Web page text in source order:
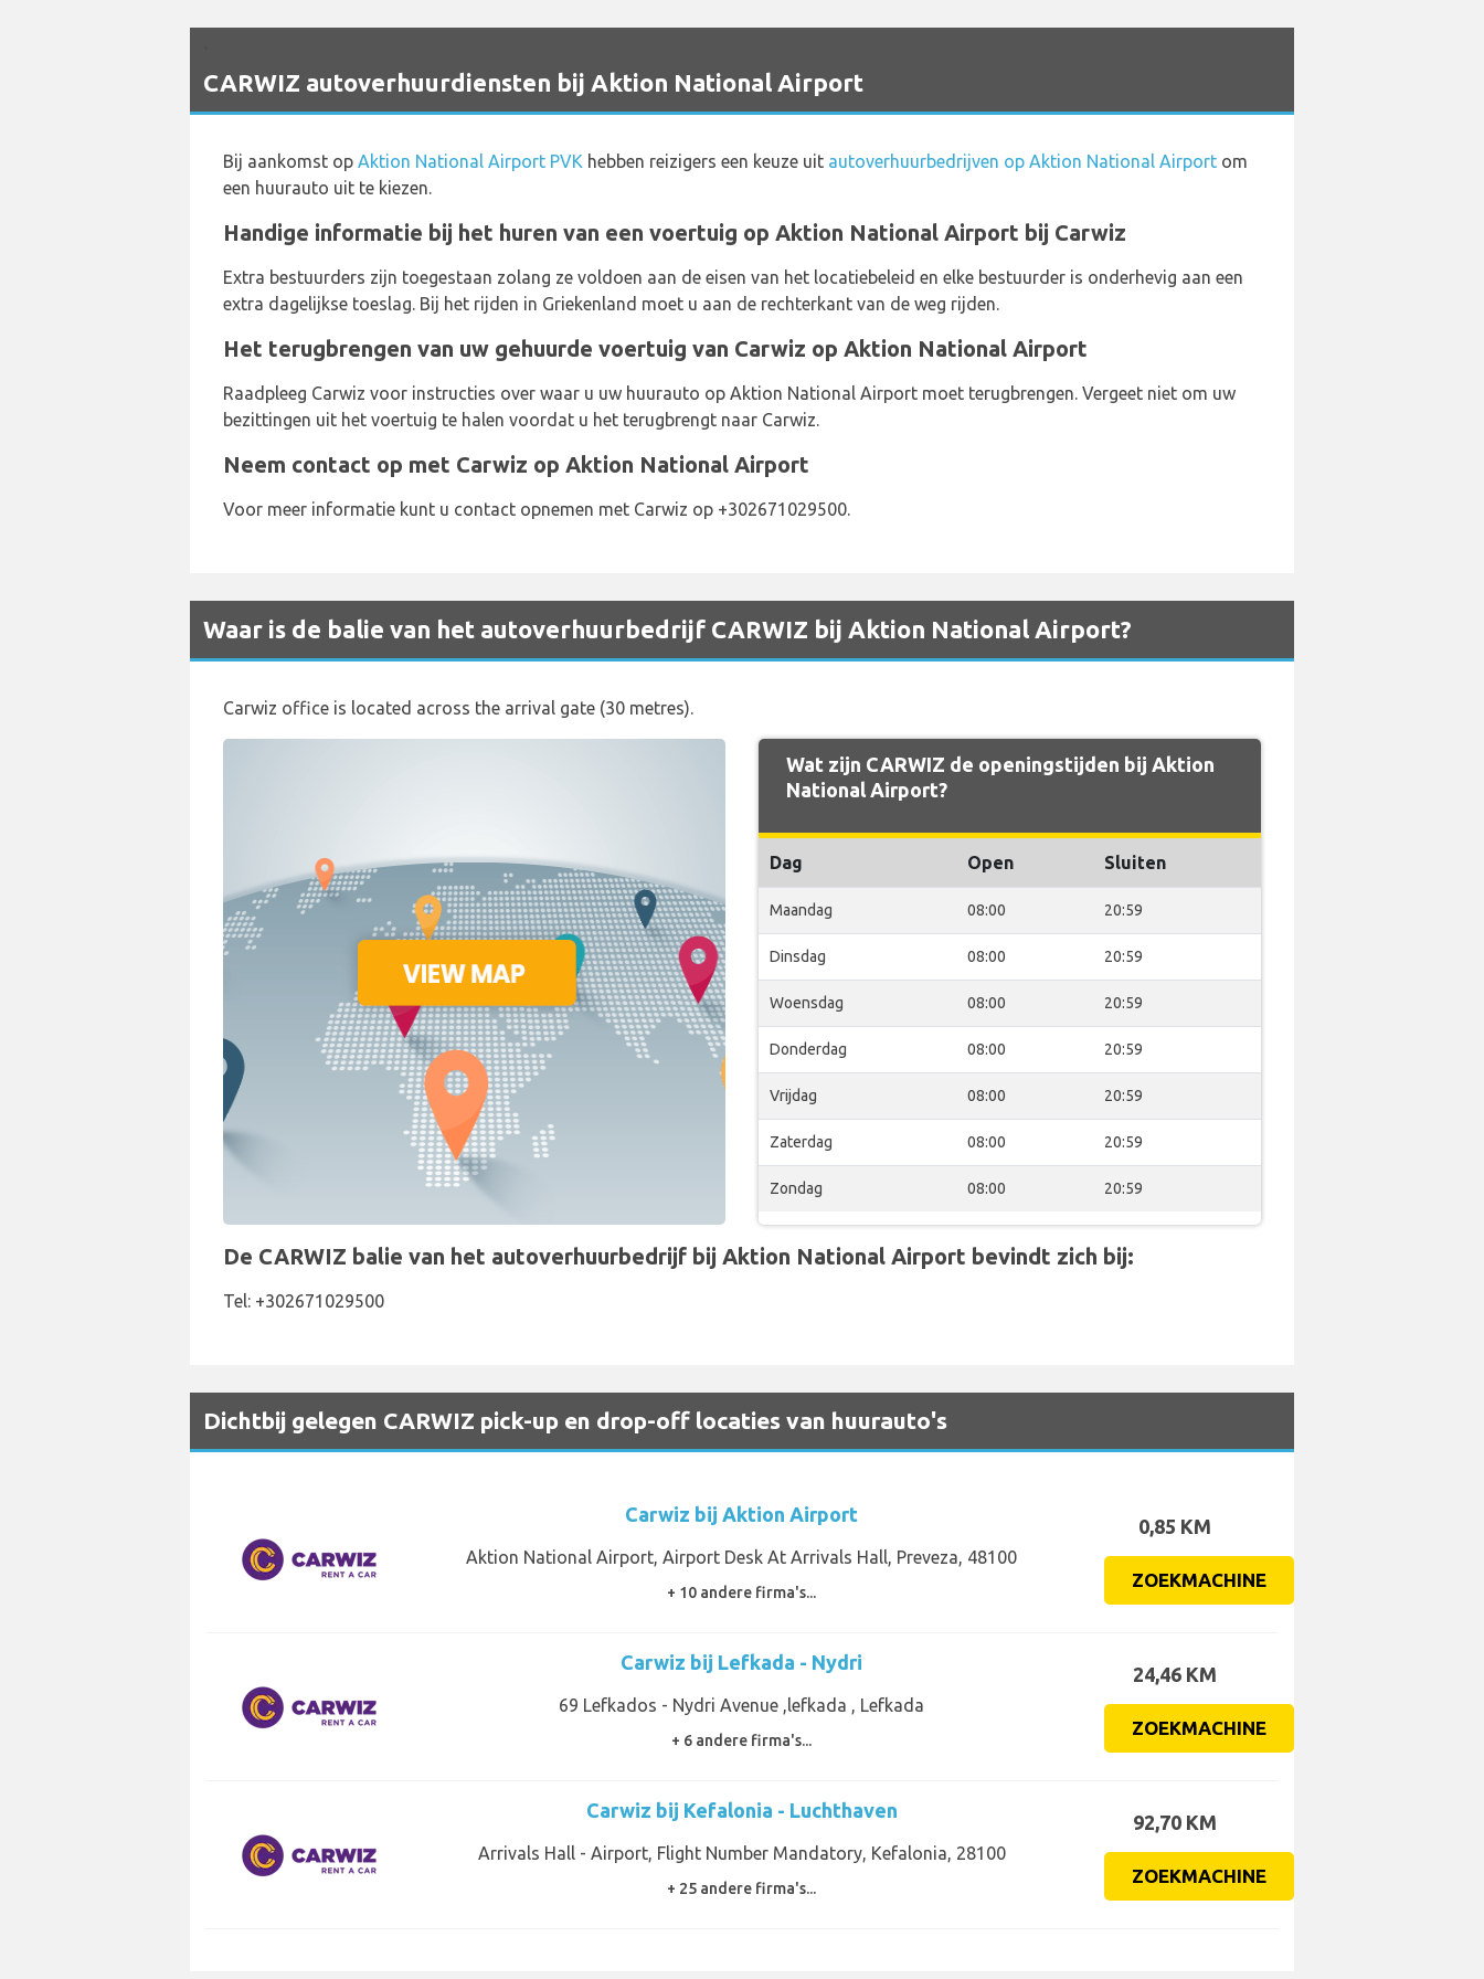
CARWIZ autoverhuurdiensten bij Aktion National Airport
Bij aankomst op Aktion National Airport PVK hebben reizigers een keuze uit autoverhuurbedrijven op Aktion National Airport om
een huurauto uit te kiezen.
Handige informatie bij het huren van een voertuig op Aktion National Airport bij Carwiz
Extra bestuurders zijn toegestaan zolang ze voldoen aan de eisen van het locatiebeleid en elke bestuurder is onderhevig aan een
extra dagelijkse toeslag. Bij het rijden in Griekenland moet u aan de rechterkant van de weg rijden.
Het terugbrengen van uw gehuurde voertuig van Carwiz op Aktion National Airport
Raadpleeg Carwiz voor instructies over waar u uw huurauto op Aktion National Airport moet terugbrengen. Vergeet niet om uw
bezittingen uit het voertuig te halen voordat u het terugbrengt naar Carwiz.
Neem contact op met Carwiz op Aktion National Airport
Voor meer informatie kunt u contact opnemen met Carwiz op +302671029500.
Waar is de balie van het autoverhuurbedrijf CARWIZ bij Aktion National Airport?
Carwiz office is located across the arrival gate (30 metres).
Wat zijn CARWIZ de openingstijden bij Aktion
National Airport?
Dag Open Sluiten
Maandag 08:00 20:59
Dinsdag 08:00 20:59
Woensdag 08:00 20:59
Donderdag 08:00 20:59
Vrijdag 08:00 20:59
Zaterdag 08:00 20:59
Zondag 08:00 20:59
De CARWIZ balie van het autoverhuurbedrijf bij Aktion National Airport bevindt zich bij:
Tel: +302671029500
Dichtbij gelegen CARWIZ pick-up en drop-off locaties van huurauto's
Carwiz bij Aktion Airport
Aktion National Airport, Airport Desk At Arrivals Hall, Preveza, 48100
+ 10 andere firma's...
0,85 KM
ZOEKMACHINE
Carwiz bij Lefkada - Nydri
69 Lefkados - Nydri Avenue ,lefkada , Lefkada
+ 6 andere firma's...
24,46 KM
ZOEKMACHINE
Carwiz bij Kefalonia - Luchthaven
Arrivals Hall - Airport, Flight Number Mandatory, Kefalonia, 28100
+ 25 andere firma's...
92,70 KM
ZOEKMACHINE